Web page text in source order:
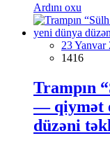
Ardını oxu
23 Yanvar
1416
Trampın
— qiymət
düzəni